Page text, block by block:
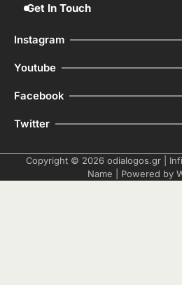
Get In Touch
Instagram
Youtube
Facebook
Twitter
Copyright © 2026 odialogos.gr |
Name | Powered by